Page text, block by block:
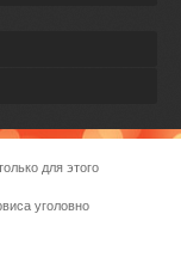
для этого
уголовно